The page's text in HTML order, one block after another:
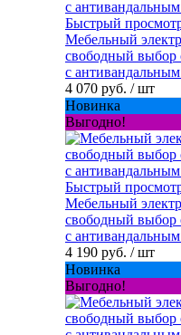
Быстрый
Мебельный
свободный выбор
с
4 070 руб. / шт
Новинка
Выгодно!
Быстрый
Мебельный
свободный выбор
с
4 190 руб. / шт
Новинка
Выгодно!